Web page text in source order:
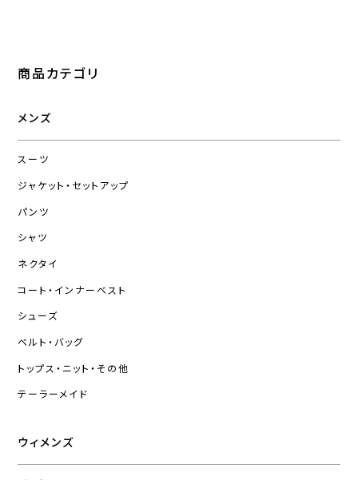
商品カテゴリ
メンズ
スーツ
ジャケット・セットアップ
パンツ
シャツ
ネクタイ
コート・インナーベスト
シューズ
ベルト・バッグ
トップス・ニット・その他
テーラーメイド
ウィメンズ